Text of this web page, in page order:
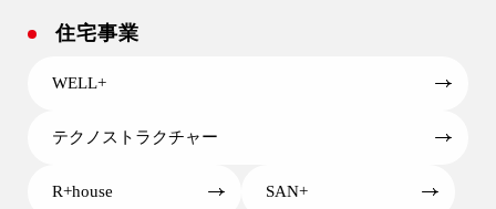
住宅事業
WELL+
テクノストラクチャー
R+house SAN+